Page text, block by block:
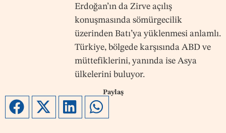
Paylaş
Erdoğan’ın da Zirve açılış
konuşmasında sömürgecilik
üzerinden Batı’ya yüklenmesi anlamlı.
Türkiye, bölgede karşısında ABD ve
müttefiklerini, yanında ise Asya
ülkelerini buluyor.